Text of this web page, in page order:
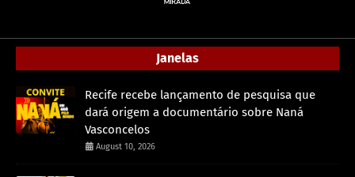
Janelas
Recife recebe lançamento de pesquisa que
dará origem a documentário sobre Naná
Vasconcelos
August 10, 2026